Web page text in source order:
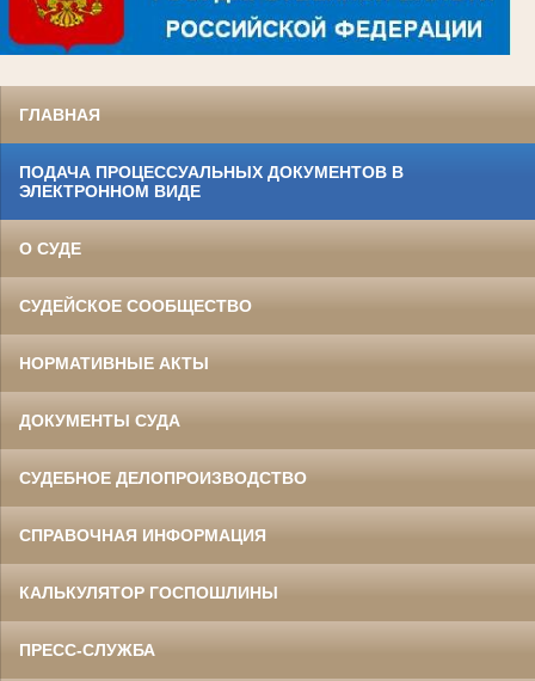
ГЛАВНАЯ
ПОДАЧА ПРОЦЕССУАЛЬНЫХ ДОКУМЕНТОВ В
ЭЛЕКТРОННОМ ВИДЕ
О СУДЕ
СУДЕЙСКОЕ СООБЩЕСТВО
НОРМАТИВНЫЕ АКТЫ
ДОКУМЕНТЫ СУДА
СУДЕБНОЕ ДЕЛОПРОИЗВОДСТВО
СПРАВОЧНАЯ ИНФОРМАЦИЯ
КАЛЬКУЛЯТОР ГОСПОШЛИНЫ
ПРЕСС-СЛУЖБА